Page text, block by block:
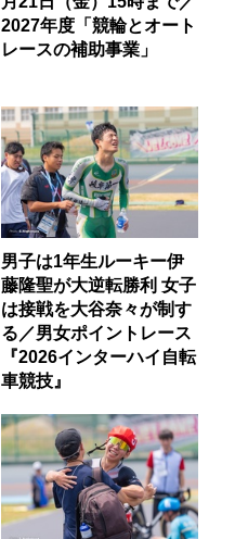
2027年度「競輪とオート
レースの補助事業」
男子は1年生ルーキー伊
藤隆聖が大逆転勝利 女子
は接戦を大谷奈々が制す
る／男女ポイントレース
『2026インターハイ自転
車競技』